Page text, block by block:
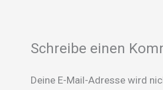
Schreibe einen
Deine E-Mail-Adresse wird